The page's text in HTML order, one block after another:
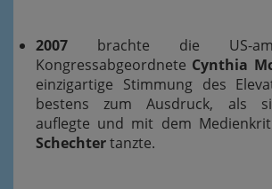
2007 brachte die US-
Kongressabgeordnete Cynthia
einzigartige Stimmung des
bestens zum Ausdruck, als
auflegte und mit dem
Schechtertanzte.